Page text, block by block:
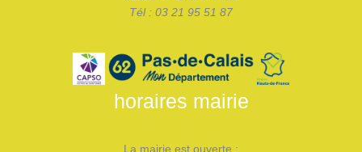
Tél : 03 21 95 51 87
horaires mairie
La mairie est ouverte :